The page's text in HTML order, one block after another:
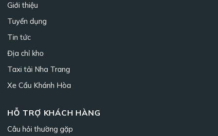
Giới thiệu
Tuyển dụng
Tin tức
Địa chỉ kho
Taxi tải Nha Trang
Xe Cẩu Khánh Hòa
HỖ TRỢ KHÁCH HÀNG
Câu hỏi thường gặp